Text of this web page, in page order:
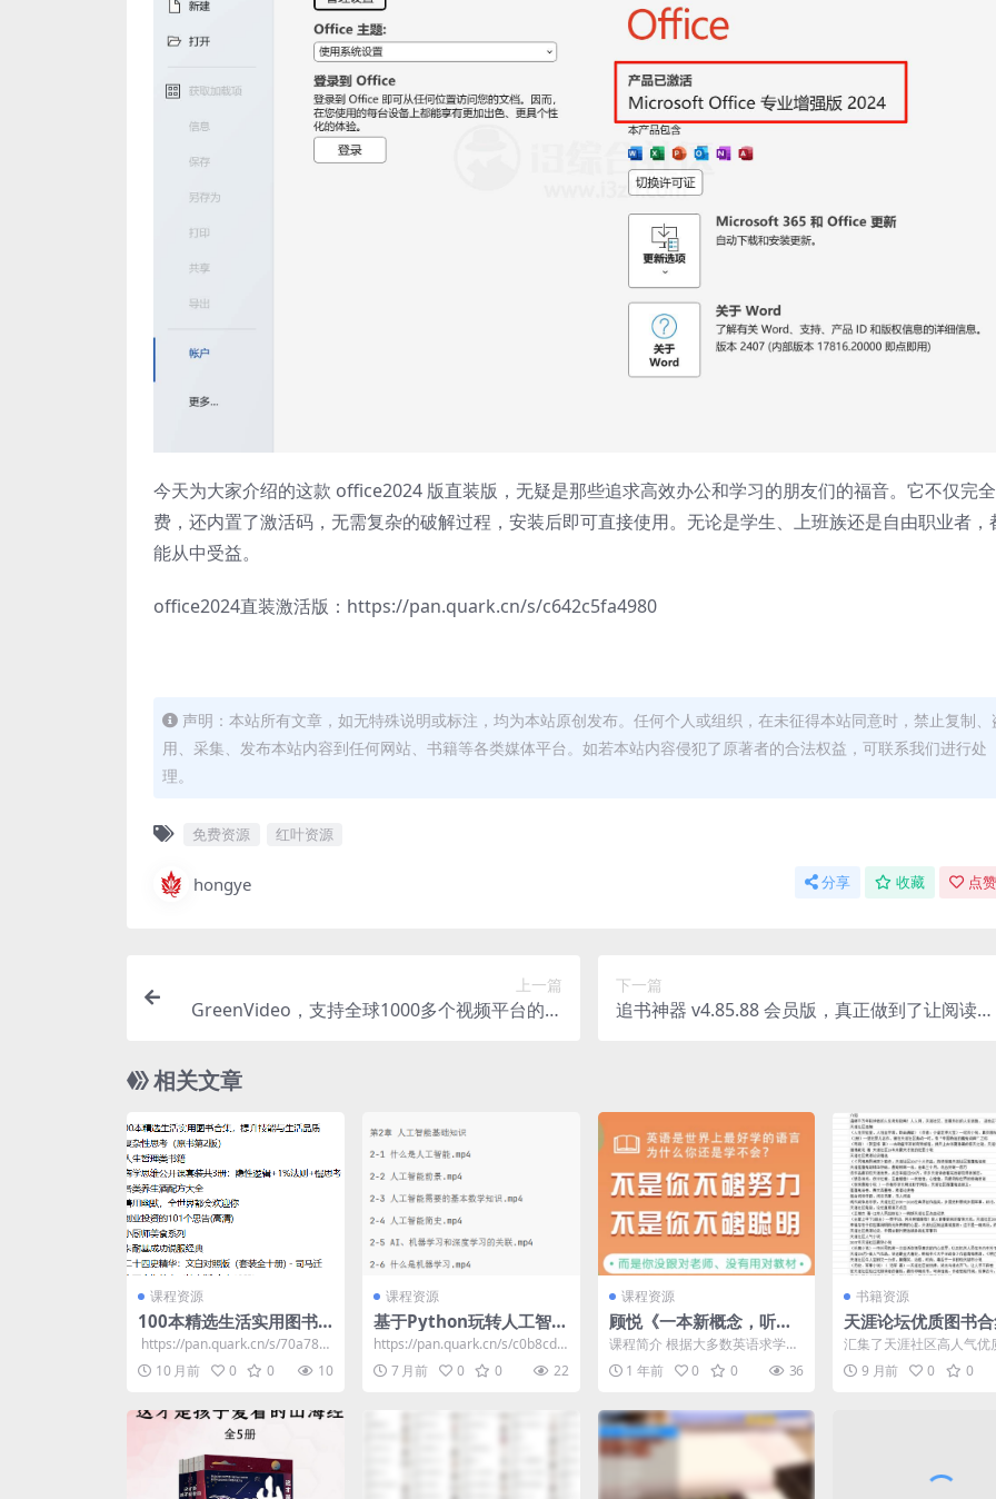
今天为大家介绍的这款 office2024 版直装版，无疑是那些追求高效办公和学习的朋友们的福音。它不仅完
费，还内置了激活码，无需复杂的破解过程，安装后即可直接使用。无论是学生、上班族还是自由职业者，
能从中受益。
office2024直装激活版：https://pan.quark.cn/s/c642c5fa4980
声明：本站所有文章，如无特殊说明或标注，均为本站原创发布。任何个人或组织，在未征得本站同意时，禁止复制、
用、采集、发布本站内容到任何网站、书籍等各类媒体平台。如若本站内容侵犯了原著者的合法权益，可联系我们进行处
理。
免费资源 红叶资源
hongye 分享 收藏 点
上一篇
GreenVideo，支持全球1000多个视频平台的下
下一篇
追书神器 v4.85.88 会员版，真正做到了让阅读更
相关文章
课程资源
100本精选生活实用图书
合集，提升技能与生活品
质
​ https://pan.quark.cn/s/70a789f
8d710 📁 ...
10 月前 0 0 10
课程资源
基于Python玩转人工智能
最火框架-TensorFlow应
用实践
​https://pan.quark.cn/s/c0b8cdd
7e927 第1章...
7 月前 0 0 22
课程资源
顾悦《一本新概念，听说
读写全解决》
课程简介 根据大多数英语求学者
的需求，从实用性、系统性、趣
味性上精心挑选了一本国...
1 年前 0 0 36
书籍资源
天涯论坛优质图书
均是当年火爆一时
汇集了天涯社区高人气优
2本，每本书籍的阅读量
万，涵盖小说、散文...
9 月前 0 0